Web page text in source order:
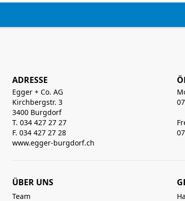
ADRESSE
Egger + Co. AG
Kirchbergstr. 3
3400 Burgdorf
T. 034 427 27 27
F. 034 427 27 28
www.egger-burgdorf.ch
ÜBER UNS
Team